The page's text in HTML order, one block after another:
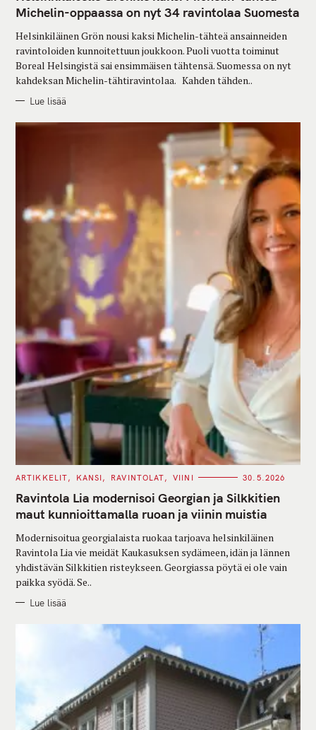
G
O
I
E
S
Michelin-oppaassa on nyt 34 ravintolaa Suomesta
Helsinkiläinen Grön nousi kaksi Michelin-tähteä ansainneiden
ravintoloiden kunnoitettuun joukkoon. Puoli vuotta toiminut
Boreal Helsingistä sai ensimmäisen tähtensä. Suomessa on nyt
kahdeksan Michelin-tähtiravintolaa. Kahden tähden..
Lue lisää
C
T
E
G
O
I
E
S
ARTIKKELIT KANSI RAVINTOLAT VIINI 30.5.2026
Ravintola Lia modernisoi Georgian ja Silkkitien
maut kunnioittamalla ruoan ja viinin muistia
Modernisoitua georgialaista ruokaa tarjoava helsinkiläinen
Ravintola Lia vie meidät Kaukasuksen sydämeen, idän ja lännen
yhdistävän Silkkitien risteykseen. Georgiassa pöytä ei ole vain
paikka syödä. Se..
Lue lisää